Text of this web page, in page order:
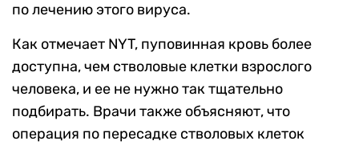
по лечению этого вируса.
Как отмечает NYT, пуповинная кровь более
доступна, чем стволовые клетки взрослого
человека, и ее не нужно так тщательно
подбирать. Врачи также объясняют, что
операция по пересадке стволовых клеток